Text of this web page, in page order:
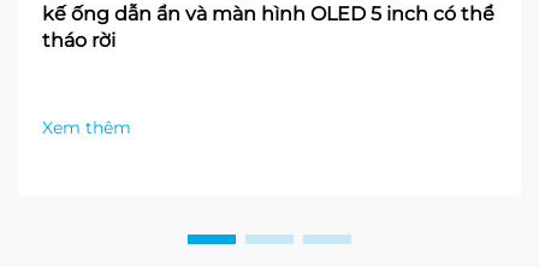
kế ống dẫn ẩn và màn hình OLED 5 inch có thể
tháo rời
Xem thêm